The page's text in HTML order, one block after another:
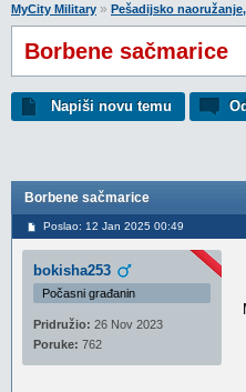
MyCity Military » Pešadijsko
Borbene sačmarice
Napiši novu temu
Borbene sačmarice
Poslao: 12 Jan 2025 00:49
bokisha253
Počasni građanin
Pridružio: 26 Nov 2023
Poruke: 762